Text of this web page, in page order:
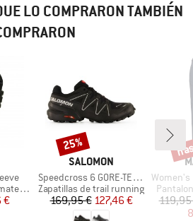
LO COMPRARON TAMBIÉN
reducido
€
MARCA
SALOMON
Artículo
Speedcross 6 GORE-TEX 20 Years
Product group
Zapatillas de trail running
Precio
169,95 €Precio reducido
127,46 €
Descuento
25%
Artículo
Women's
Product